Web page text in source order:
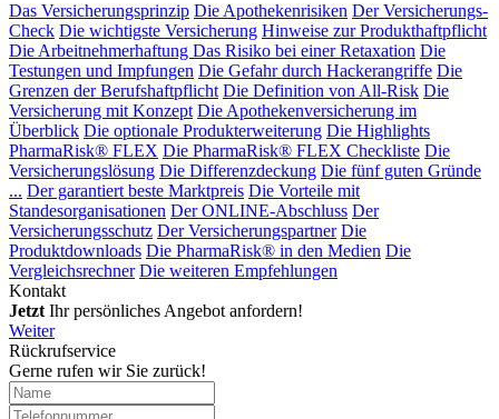
Das Versicherungsprinzip Die Apothekenrisiken Der Versicherungs-
Check Die wichtigste Versicherung Hinweise zur Produkthaftpflicht
Die Arbeitnehmerhaftung Das Risiko bei einer Retaxation Die
Testungen und Impfungen Die Gefahr durch Hackerangriffe Die
Grenzen der Berufshaftpflicht Die Definition von All-Risk Die
Versicherung mit Konzept Die Apothekenversicherung im
Überblick Die optionale Produkterweiterung Die Highlights
PharmaRisk® FLEX Die PharmaRisk® FLEX Checkliste Die
Versicherungslösung Die Differenzdeckung Die fünf guten Gründe
... Der garantiert beste Marktpreis Die Vorteile mit
Standesorganisationen Der ONLINE-Abschluss Der
Versicherungsschutz Der Versicherungspartner Die
Produktdownloads Die PharmaRisk® in den Medien Die
Vergleichsrechner Die weiteren Empfehlungen
Kontakt
Jetzt Ihr persönliches Angebot anfordern!
Weiter
Rückrufservice
Gerne rufen wir Sie zurück!